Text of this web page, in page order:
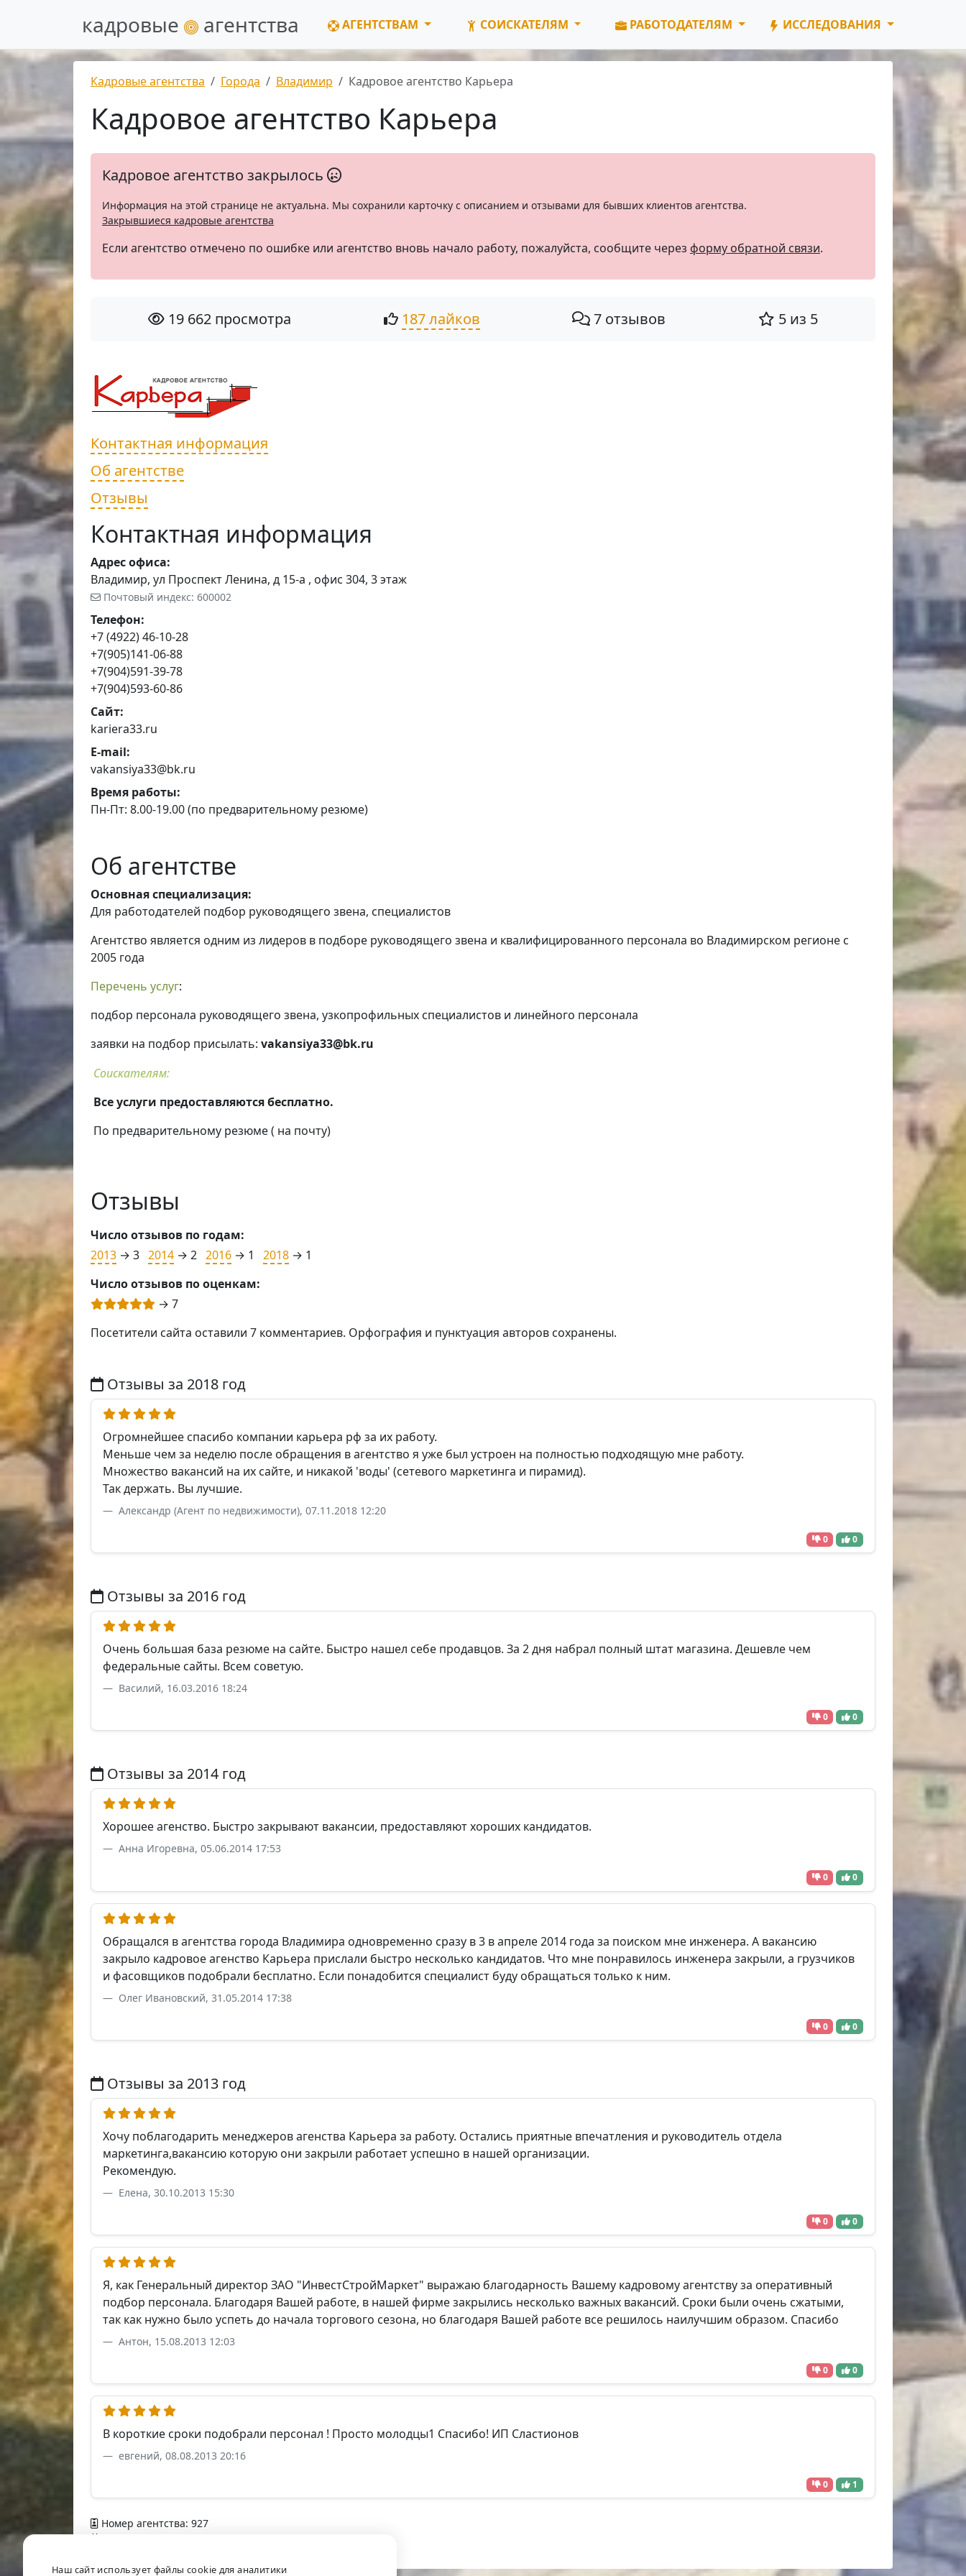
кадровые агентства АГЕНТСТВАМ СОИСКАТЕЛЯМ РАБОТОДАТЕЛЯМ ИССЛЕДОВАНИЯ
Кадровые агентства Города Владимир Кадровое агентство Карьера
Кадровое агентство Карьера
Кадровое агентство закрылось
Информация на этой странице не актуальна. Мы сохранили карточку с описанием и отзывами для бывших клиентов агентства.
Закрывшиеся кадровые агентства
Если агентство отмечено по ошибке или агентство вновь начало работу, пожалуйста, сообщите через форму обратной связи.
19 662 просмотра 187 лайков 7 отзывов 5 из 5
Контактная информация
Об агентстве
Отзывы
Контактная информация
Адрес офиса:
Владимир, ул Проспект Ленина, д 15-а , офис 304, 3 этаж
Почтовый индекс: 600002
Телефон:
+7 (4922) 46-10-28
+7(905)141-06-88
+7(904)591-39-78
+7(904)593-60-86
Сайт:
kariera33.ru
E-mail:
vakansiya33@bk.ru
Время работы:
Пн-Пт: 8.00-19.00 (по предварительному резюме)
Об агентстве
Основная специализация:
Для работодателей подбор руководящего звена, cпециалистов
Агентство является одним из лидеров в подборе руководящего звена и квалифицированного персонала во Владимирском регионе с
2005 года
Перечень услуг:
подбор персонала руководящего звена, узкопрофильных специалистов и линейного персонала
заявки на подбор присылать: vakansiya33@bk.ru
Соискателям:
Все услуги предоставляются бесплатно.
По предварительному резюме ( на почту)
Отзывы
Число отзывов по годам:
2013 → 3 2014 → 2 2016 → 1 2018 → 1
Число отзывов по оценкам:
→ 7
Посетители сайта оставили 7 комментариев. Орфография и пунктуация авторов сохранены.
Отзывы за 2018 год
Огромнейшее спасибо компании карьера рф за их работу.
Меньше чем за неделю после обращения в агентство я уже был устроен на полностью подходящую мне работу.
Множество вакансий на их сайте, и никакой 'воды' (сетевого маркетинга и пирамид).
Так держать. Вы лучшие.
Александр (Агент по недвижимости), 07.11.2018 12:20
0 0
Отзывы за 2016 год
Очень большая база резюме на сайте. Быстро нашел себе продавцов. За 2 дня набрал полный штат магазина. Дешевле чем
федеральные сайты. Всем советую.
Василий, 16.03.2016 18:24
0 0
Отзывы за 2014 год
Хорошее агенство. Быстро закрывают вакансии, предоставляют хороших кандидатов.
Анна Игоревна, 05.06.2014 17:53
0 0
Обращался в агентства города Владимира одновременно сразу в 3 в апреле 2014 года за поиском мне инженера. А вакансию
закрыло кадровое агенство Карьера прислали быстро несколько кандидатов. Что мне понравилось инженера закрыли, а грузчиков
и фасовщиков подобрали бесплатно. Если понадобится специалист буду обращаться только к ним.
Олег Ивановский, 31.05.2014 17:38
0 0
Отзывы за 2013 год
Хочу поблагодарить менеджеров агенства Карьера за работу. Остались приятные впечатления и руководитель отдела
маркетинга,вакансию которую они закрыли работает успешно в нашей организации.
Рекомендую.
Елена, 30.10.2013 15:30
0 0
Я, как Генеральный директор ЗАО "ИнвестСтройМаркет" выражаю благодарность Вашему кадровому агентству за оперативный
подбор персонала. Благодаря Вашей работе, в нашей фирме закрылись несколько важных вакансий. Сроки были очень сжатыми,
так как нужно было успеть до начала торгового сезона, но благодаря Вашей работе все решилось наилучшим образом. Спасибо
Антон, 15.08.2013 12:03
0 0
В короткие сроки подобрали персонал ! Просто молодцы1 Спасибо! ИП Сластионов
евгений, 08.08.2013 20:16
0 1
Номер агентства: 927
Наш сайт использует файлы cookie для аналитики